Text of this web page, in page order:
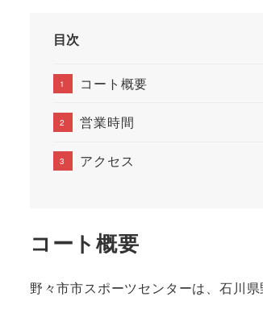
目次
コート概要
営業時間
アクセス
コート概要
野々市市スポーツセンターは、石川県